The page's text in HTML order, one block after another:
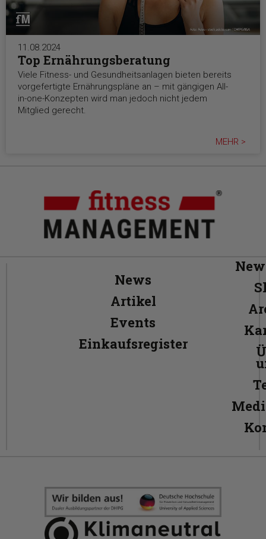
11.08.2024
Top Ernährungsberatung
Viele Fitness- und Gesundheitsanlagen bieten bereits
vorgefertigte Ernährungspläne an – mit gängigen All-
in-one-Konzepten wird man jedoch nicht jedem
Mitglied gerecht.
MEHR >
News
Artikel
Events
Einkaufsregister